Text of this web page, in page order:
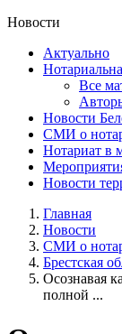
Новости
Актуально
Все
Новости
СМИ о
Нотариат в
Новости
Главная
Новости
СМИ о
Брестская
Осознавая
полной ...